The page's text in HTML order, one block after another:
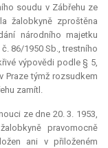
soudu v Zábřehu ze
žalobkyně zproštěna
národního majetku
86/1950 Sb., trestního
výpovědi podle § 5,
Praze týmž rozsudkem
zamítl.
ze dne 20. 3. 1953,
pravomocně
ani v přiloženém